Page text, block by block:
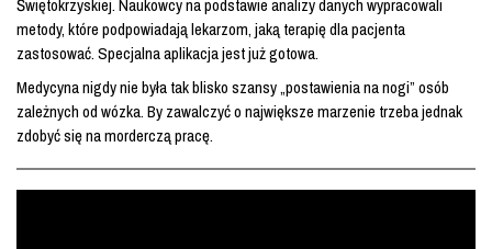
metody, które podpowiadają lekarzom, jaką terapię dla pacjenta
zastosować. Specjalna aplikacja jest już gotowa.
Medycyna nigdy nie była tak blisko szansy „postawienia na nogi” osób
zależnych od wózka. By zawalczyć o największe marzenie trzeba jednak
zdobyć się na morderczą pracę.